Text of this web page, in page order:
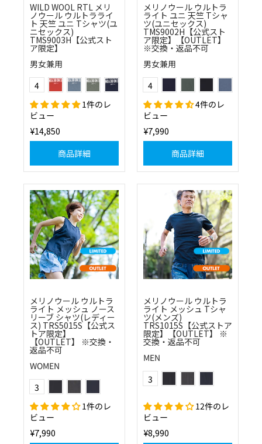
WILD WOOL RTL メリ
ノウール ウルトラライ
ト 天竺 ユニ Tシャツ(ユ
ニセックス)
TMS9003H【公式スト
ア限定】
男女兼用
Color
4
1件のレ
ビュー
¥14,850
商品詳細
メリノウール ウルトラ
ライト ユニ 天竺 Tシャ
ツ(ユニセックス)
TMS9002H【公式スト
ア限定】【OUTLET】
※交換・返品不可
男女兼用
Color
4
4件のレ
ビュー
¥7,990
商品詳細
メリノウール ウルトラ
ライト メッシュ ノース
リーブ シャツ(レディー
ス) TRS5015S【公式ス
トア限定】
【OUTLET】 ※交換・
返品不可
WOMEN
Color
3
1件のレ
ビュー
¥7,990
メリノウール ウルトラ
ライト メッシュ Tシャ
ツ(メンズ)
TRS1015S【公式ストア
限定】【OUTLET】 ※
交換・返品不可
MEN
Color
3
12件のレ
ビュー
¥8,990